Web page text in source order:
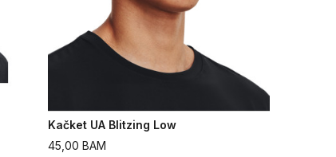
Kačket UA Blitzing Low
45,00 BAM